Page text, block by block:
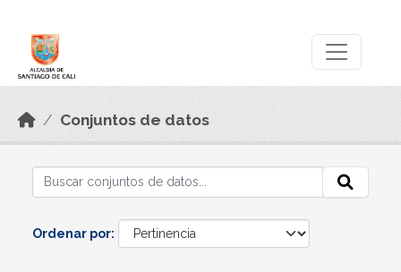
Conjuntos de datos
Ordenar por